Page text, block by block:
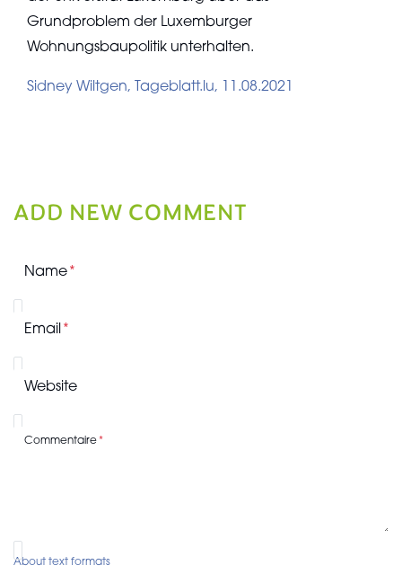
Grundproblem der Luxemburger
Wohnungsbaupolitik unterhalten.
Sidney Wiltgen, Tageblatt.lu, 11.08.2021
ADD NEW COMMENT
Name
Email
Website
Commentaire
About text formats